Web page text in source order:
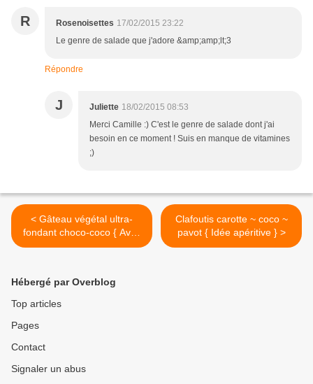
R Rosenoisettes 17/02/2015 23:22
Le genre de salade que j'adore &amp;amp;lt;3
Répondre
J Juliette 18/02/2015 08:53
Merci Camille :) C'est le genre de salade dont j'ai
besoin en ce moment ! Suis en manque de vitamines
;)
< Gâteau végétal ultra-
fondant choco-coco { Avec
ou sans gluten }
Clafoutis carotte ~ coco ~
pavot { Idée apéritive } >
Hébergé par Overblog
Top articles
Pages
Contact
Signaler un abus